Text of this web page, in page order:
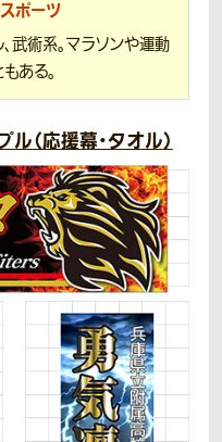
ポーツ
武術系。マラソンや運動
ある。
（応援幕・タオル）